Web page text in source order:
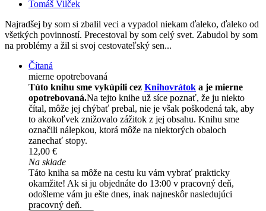
Tomáš Vilček
Najradšej by som si zbalil veci a vypadol niekam ďaleko, ďaleko od
všetkých povinností. Precestoval by som celý svet. Zabudol by som
na problémy a žil si svoj cestovateľský sen...
Čítaná
mierne opotrebovaná
Túto knihu sme vykúpili cez Knihovrátok a je mierne
opotrebovaná.Na tejto knihe už síce poznať, že ju niekto
čítal, môže jej chýbať prebal, nie je však poškodená tak, aby
to akokoľvek znižovalo zážitok z jej obsahu. Knihu sme
označili nálepkou, ktorá môže na niektorých obaloch
zanechať stopy.
12,00 €
Na sklade
Táto kniha sa môže na cestu ku vám vybrať prakticky
okamžite! Ak si ju objednáte do 13:00 v pracovný deň,
odošleme vám ju ešte dnes, inak najneskôr nasledujúci
pracovný deň.